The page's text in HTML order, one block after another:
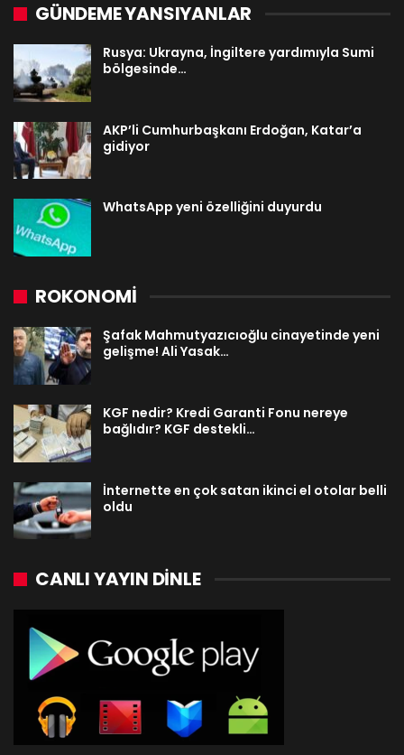
GÜNDEME YANSIYANLAR
Rusya: Ukrayna, İngiltere yardımıyla Sumi
bölgesinde…
AKP’li Cumhurbaşkanı Erdoğan, Katar’a
gidiyor
WhatsApp yeni özelliğini duyurdu
ROKONOMİ
Şafak Mahmutyazıcıoğlu cinayetinde yeni
gelişme! Ali Yasak…
KGF nedir? Kredi Garanti Fonu nereye
bağlıdır? KGF destekli…
İnternette en çok satan ikinci el otolar belli
oldu
CANLI YAYIN DINLE